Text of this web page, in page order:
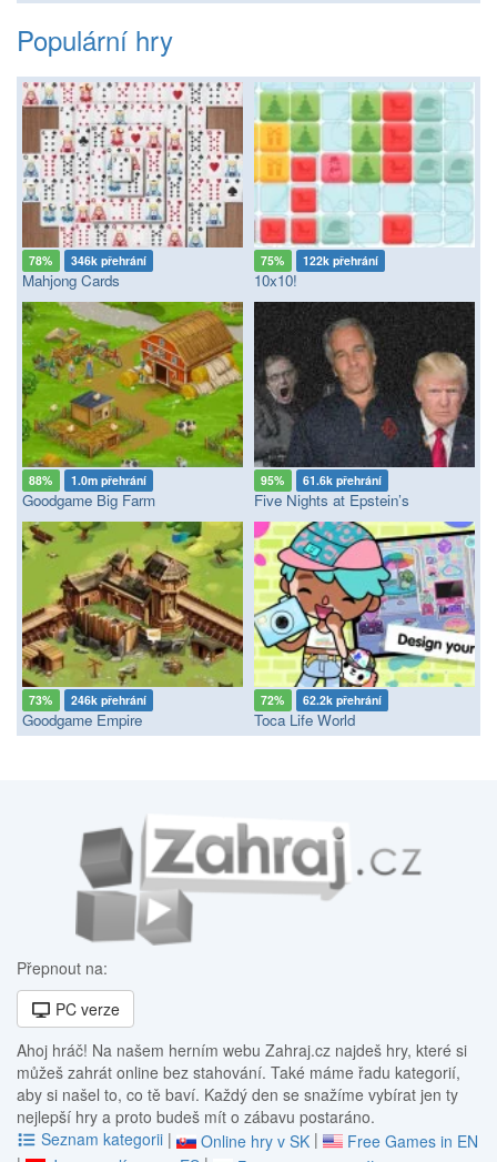
Populární hry
78% 346k přehrání
Mahjong Cards
75% 122k přehrání
10x10!
88% 1.0m přehrání
Goodgame Big Farm
95% 61.6k přehrání
Five Nights at Epstein’s
73% 246k přehrání
Goodgame Empire
72% 62.2k přehrání
Toca Life World
Přepnout na:
PC verze
Ahoj hráč! Na našem herním webu Zahraj.cz najdeš hry, které si
můžeš zahrát online bez stahování. Také máme řadu kategorií,
aby si našel to, co tě baví. Každý den se snažíme vybírat jen ty
nejlepší hry a proto budeš mít o zábavu postaráno.
Seznam kategorii | Online hry v SK |
Free Games in EN